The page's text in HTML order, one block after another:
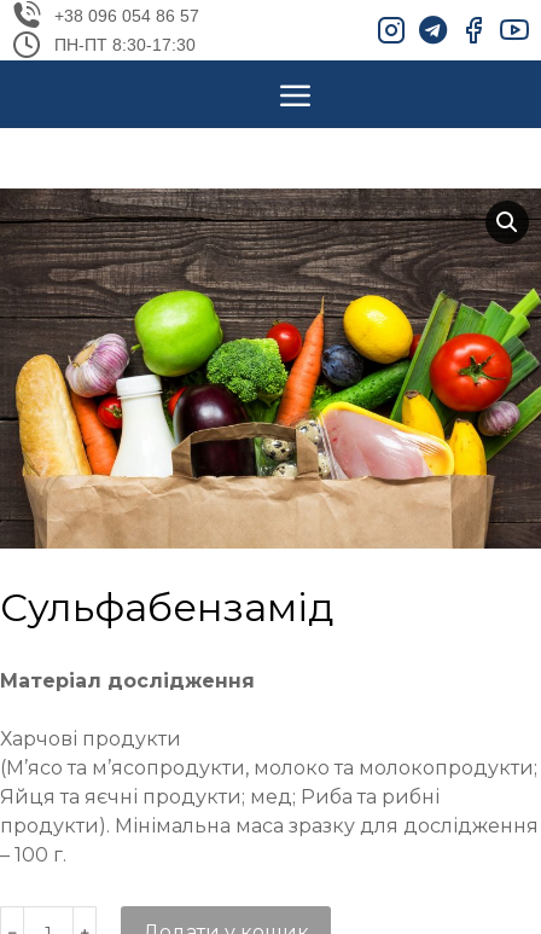
+38 096 054 86 57
ПН-ПТ 8:30-17:30
Сульфабензамід
Матеріал дослідження
Харчові продукти
(М’ясо та м’ясопродукти, молоко та молокопродукти;
Яйця та яєчні продукти; мед; Риба та рибні
продукти). Мінімальна маса зразку для дослідження
– 100 г.